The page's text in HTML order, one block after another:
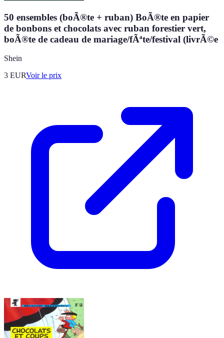
50 ensembles (boÃ®te + ruban) BoÃ®te en papier
de bonbons et chocolats avec ruban forestier vert,
boÃ®te de cadeau de mariage/fÃªte/festival (livrÃ©e
Shein
3 EURVoir le prix